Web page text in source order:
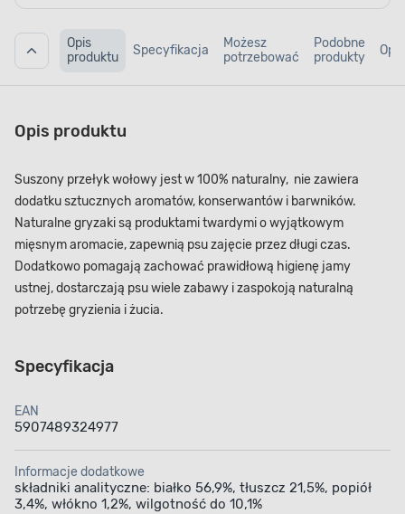
Opis
produktu
Specyfikacja
Możesz
potrzebować
Podobne
produkty
Opis produktu
Suszony przełyk wołowy jest w 100% naturalny, nie zawiera
dodatku sztucznych aromatów, konserwantów i barwników.
Naturalne gryzaki są produktami twardymi o wyjątkowym
mięsnym aromacie, zapewnią psu zajęcie przez długi czas.
Dodatkowo pomagają zachować prawidłową higienę jamy
ustnej, dostarczają psu wiele zabawy i zaspokoją naturalną
potrzebę gryzienia i żucia.
Specyfikacja
EAN
5907489324977
Informacje dodatkowe
składniki analityczne: białko 56,9%, tłuszcz 21,5%, popiół
3,4%, włókno 1,2%, wilgotność do 10,1%